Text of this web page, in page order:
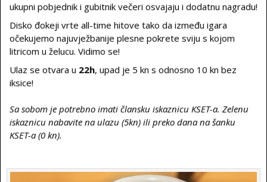
ukupni pobjednik i gubitnik večeri osvajaju i dodatnu nagradu!
Disko đokeji vrte all-time hitove tako da između igara
očekujemo najuvježbanije plesne pokrete sviju s kojom
litricom u želucu. Vidimo se!
Ulaz se otvara u 22h, upad je 5 kn s odnosno 10 kn bez
iksice!
Sa sobom je potrebno imati člansku iskaznicu KSET-a. Zelenu
iskaznicu nabavite na ulazu (5kn) ili preko dana na šanku
KSET-a (0 kn).